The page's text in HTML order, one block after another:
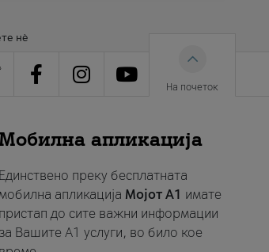
нè
На почеток
апликација
Единствено преку бесплатната
мобилна апликација Мојот A1 имате
пристап до сите важни информации
за Вашите A1 услуги, во било кое